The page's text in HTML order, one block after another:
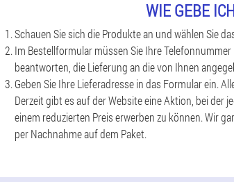
WIE GEBE
Schauen Sie sich die Produkte an und wählen Sie
Im Bestellformular müssen Sie Ihre
beantworten, die Lieferung an die von Ihnen
Geben Sie Ihre Lieferadresse in das Formular ein.
Derzeit gibt es auf der Website eine Aktion, bei der
einem reduzierten Preis erwerben zu können. Wir
per Nachnahme auf dem Paket.